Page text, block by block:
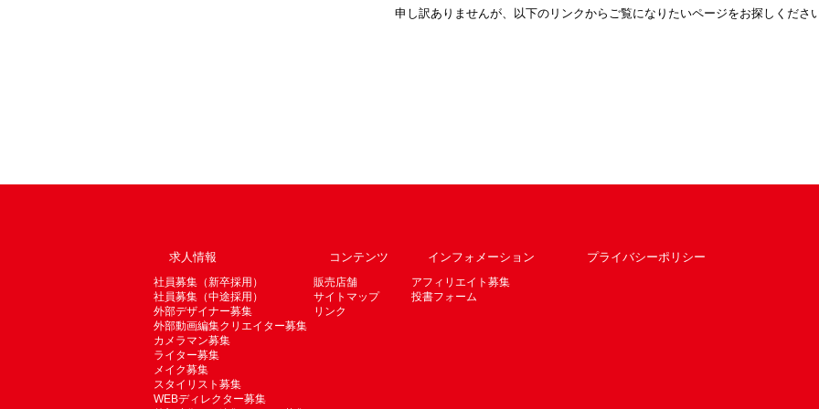
申し訳ありませんが、以下のリンクからご覧になりたいページをお探しくださ
求人情報
社員募集（新卒採用）
社員募集（中途採用）
外部デザイナー募集
外部動画編集クリエイター募集
カメラマン募集
ライター募集
メイク募集
スタイリスト募集
WEBディレクター募集
コンテンツ
販売店舗
サイトマップ
リンク
インフォメーション
アフィリエイト募集
投書フォーム
プライバシーポリシー